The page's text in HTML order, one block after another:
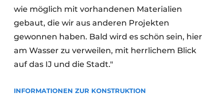
wie möglich mit vorhandenen Materialien
gebaut, die wir aus anderen Projekten
gewonnen haben. Bald wird es schön sein, hier
am Wasser zu verweilen, mit herrlichem Blick
auf das IJ und die Stadt."
INFORMATIONEN ZUR KONSTRUKTION